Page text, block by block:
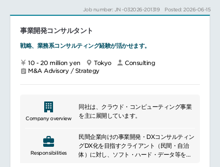
先論点の明確化
調査・分析統計・各種データ分析、国内外の
アリング等による現状と課題の把握
戦略・計画／施策設計調査・分析結果に基づ
く、戦略・計画の策定、施策案の具体化（ロ
ードマップ、体制、KPI等の整理を含む）
会・ワークショップ等の設計・運営、関係者
調整、推進体制・ガバナンス（役割分担、意
実装・実行支援現場実装への伴走、運用設
計・定着支援、自走化に向けた支援
their needs.
Job number: JN -032026-201319 Posted: 2026-06-15
事業開発コンサルタント
戦略、業務系コンサルティング経験が活かせます。
10 - 20 million yen Tokyo
Consulting
M&A Advisory / Strategy
Company overview
同社は、クラウド・コンピューティング事業
を主に展開しています。
Responsibilities
民間企業向けの事業開発・DXコンサルティン
グDX化を目指すクライアント（民間・自治
体）に対し、ソフト・ハード・データ等を有